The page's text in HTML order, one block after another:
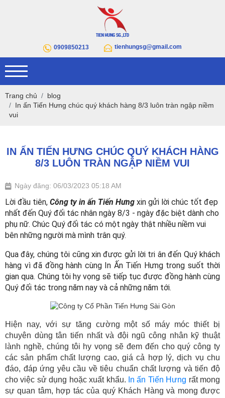
0909850213 tienhungsg@gmail.com
Trang chủ
blog
In ấn Tiến Hưng chúc quý khách hàng 8/3 luôn tràn ngập niềm
vui
IN ẤN TIẾN HƯNG CHÚC QUÝ KHÁCH HÀNG
8/3 LUÔN TRÀN NGẬP NIỀM VUI
Ngày đăng: 06/03/2023 05:18 AM
Lời đầu tiên, Công ty in ấn Tiến Hưng xin gửi lời chúc tốt đẹp
nhất đến Quý đối tác nhân ngày 8/3 - ngày đặc biệt dành cho
phụ nữ. Chúc Quý đối tác có một ngày thật nhiều niềm vui
bên những người mà mình trân quý.
Qua đây, chúng tôi cũng xin được gửi lời tri ân đến Quý khách
hàng vì đã đồng hành cùng In Ấn Tiến Hưng trong suốt thời
gian qua. Chúng tôi hy vọng sẽ tiếp tục được đồng hành cùng
Quý đối tác trong năm nay và cả những năm tới.
Hiện nay, với sự tăng cường một số máy móc thiết bị
chuyên dùng tân tiến nhất và đội ngũ công nhân kỹ thuật
lành nghề, chúng tôi hy vọng sẽ đem đến cho quý công ty
các sản phẩm chất lượng cao, giá cả hợp lý, dịch vụ chu
đáo, đáp ứng yêu cầu về tiêu chuẩn chất lượng và tiến độ
cho việc sử dụng hoặc xuất khẩu. In ấn Tiến Hưng rất mong
sự quan tâm, hợp tác của quý Khách Hàng và mong được